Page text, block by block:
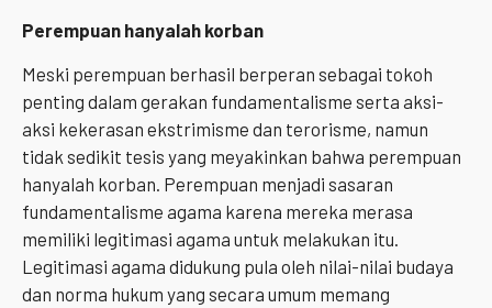
Perempuan hanyalah korban
Meski perempuan berhasil berperan sebagai tokoh
penting dalam gerakan fundamentalisme serta aksi-
aksi kekerasan ekstrimisme dan terorisme, namun
tidak sedikit tesis yang meyakinkan bahwa perempuan
hanyalah korban. Perempuan menjadi sasaran
fundamentalisme agama karena mereka merasa
memiliki legitimasi agama untuk melakukan itu.
Legitimasi agama didukung pula oleh nilai-nilai budaya
dan norma hukum yang secara umum memang